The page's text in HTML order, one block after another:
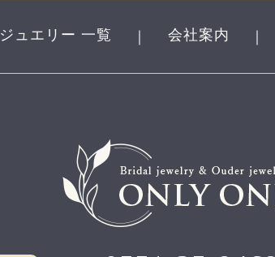
ジュエリー 一覧 ｜ 会社案内 ｜